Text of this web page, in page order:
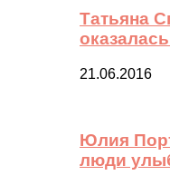
Татьяна
21.06.2016
Юлия
люди